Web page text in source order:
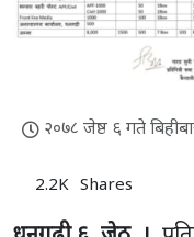
२०७८ जेष्ठ ६ गते
2.2K Shares